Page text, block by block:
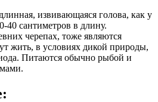
извивающаяся голова, как у
40 сантиметров в длину.
черепах, тоже являются
жить, в условиях дикой природы,
Питаются обычно рыбой и